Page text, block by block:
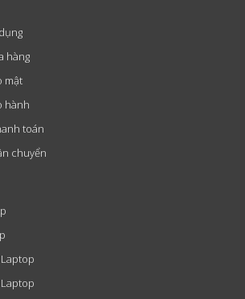
hàng
mật
hành
toán
chuyển